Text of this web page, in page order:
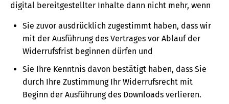
digital bereitgestellter Inhalte dann nicht mehr, wenn
Sie zuvor ausdrücklich zugestimmt haben, dass wir
mit der Ausführung des Vertrages vor Ablauf der
Widerrufsfrist beginnen dürfen und
Sie Ihre Kenntnis davon bestätigt haben, dass Sie
durch Ihre Zustimmung Ihr Widerrufsrecht mit
Beginn der Ausführung des Downloads verlieren.